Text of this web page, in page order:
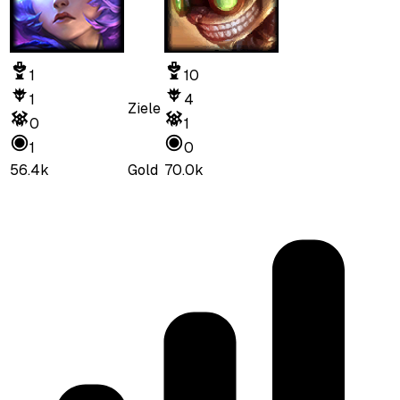
1
1
0
1
Ziele
10
4
1
0
56.4k
Gold 70.0k